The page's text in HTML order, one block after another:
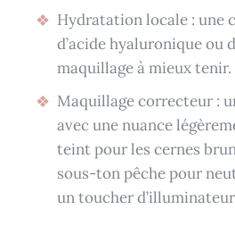
Hydratation locale : une
d’acide hyaluronique ou
maquillage à mieux tenir.
Maquillage correcteur :
avec une nuance
teint pour les cernes
sous-ton pêche pour
un toucher